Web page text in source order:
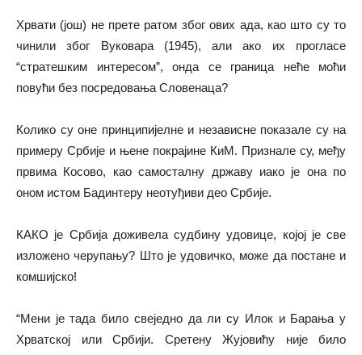
Хрвати (још) не прете ратом због ових ада, као што су то
чинили због Вуковара (1945), али ако их прогласе
“стратешким интересом”, онда се граница неће моћи
повући без посредовања Словенаца?
Колико су оне принципијелне и независне показале су на
примеру Србије и њене покрајине КиМ. Признале су, међу
првима Косово, као самосталну државу иако је она по
оном истом Бадинтеру неотуђиви део Србије.
КАКО је Србија доживела судбину удовице, којој је све
изложено черупању? Што је удовичко, може да постане и
комшијско!
“Мени је тада било свеједно да ли су Илок и Барања у
Хрватској или Србији. Сретену Жујовићу није било